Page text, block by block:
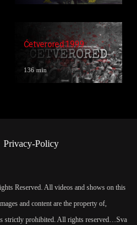
Ćetverored 1999
136 min
Privacy-Policy
Reserved. All videos and shows on this
and content are the property of,
strictly prohibited. All rights reserved…Sva